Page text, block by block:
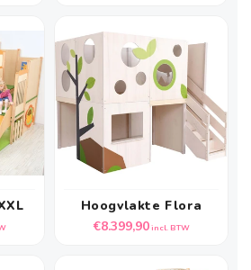
Hoogvlakte Flora
Normale
€8.399,90incl. BTW